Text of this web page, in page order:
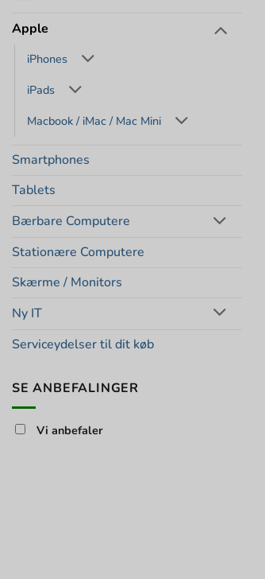
Apple
iPhones
iPads
Macbook / iMac / Mac Mini
Smartphones
Tablets
Bærbare Computere
Stationære Computere
Skærme / Monitors
Ny IT
Serviceydelser til dit køb
SE ANBEFALINGER
Vi anbefaler